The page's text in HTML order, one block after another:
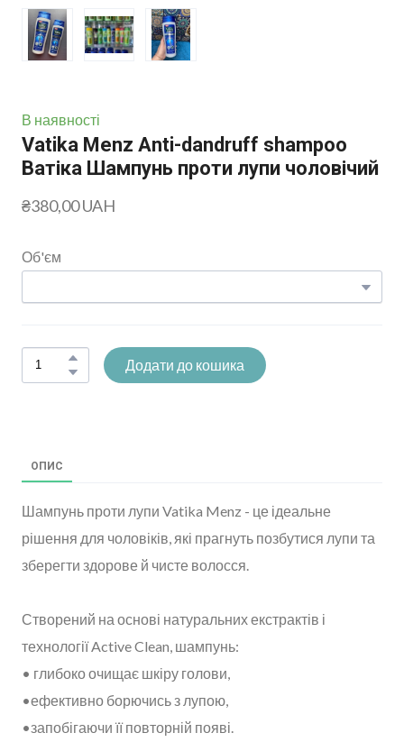
В наявності
Vatika Menz Anti-dandruff shampoo
Ватіка Шампунь проти лупи чоловічий
₴380,00 UAH
Об'єм
Додати до кошика
ОПИС
Шампунь проти лупи Vatika Menz - це ідеальне
рішення для чоловіків, які прагнуть позбутися лупи та
зберегти здорове й чисте волосся.
Створений на основі натуральних екстрактів і
технології Active Clean, шампунь:
• глибоко очищає шкіру голови,
•ефективно борючись з лупою,
•запобігаючи її повторній появі.